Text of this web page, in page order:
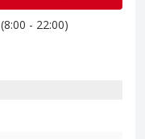
(8:00 - 22:00)